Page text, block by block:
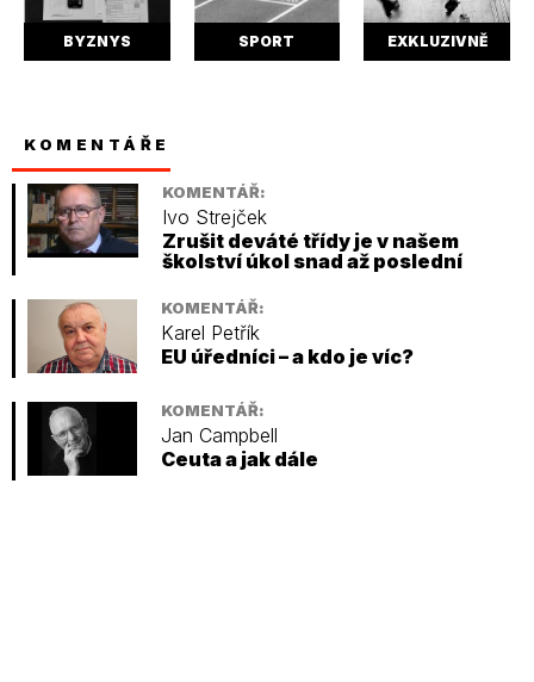
BYZNYS SPORT EXKLUZIVNĚ
KOMENTÁŘE
KOMENTÁŘ:
Ivo Strejček
Zrušit deváté třídy je v našem
školství úkol snad až poslední
KOMENTÁŘ:
Karel Petřík
EU úředníci – a kdo je víc?
KOMENTÁŘ:
Jan Campbell
Ceuta a jak dále